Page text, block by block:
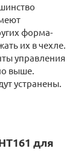
форма-
их в чехле.
управления
выше.
устранены.
для